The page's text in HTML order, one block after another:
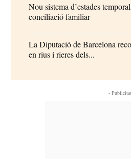
Nou sistema d’estades
conciliació familiar
La Diputació de Barcelona
en rius i rieres dels...
-